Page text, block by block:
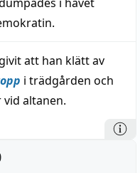
att han klätt av
i trädgården och
altanen.